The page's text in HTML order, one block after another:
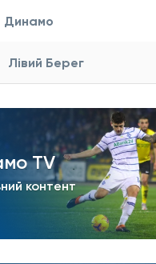
Динамо
Лівий Берег
TV
контент